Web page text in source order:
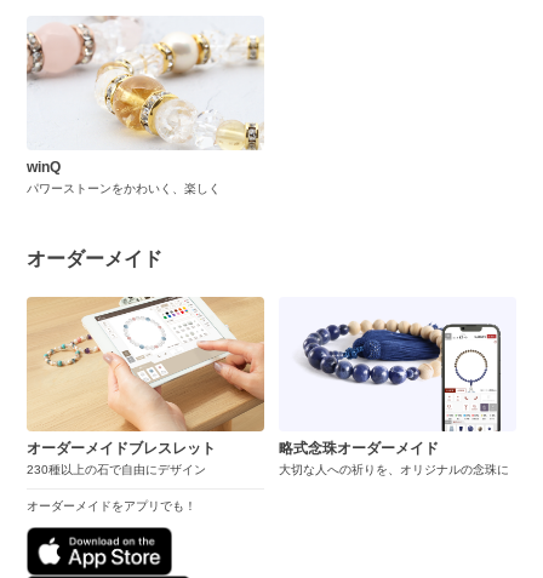
winQ
パワーストーンをかわいく、楽しく
オーダーメイド
オーダーメイドブレスレット
230種以上の石で自由にデザイン
オーダーメイドをアプリでも！
略式念珠オーダーメイド
大切な人への祈りを、オリジナルの念珠に